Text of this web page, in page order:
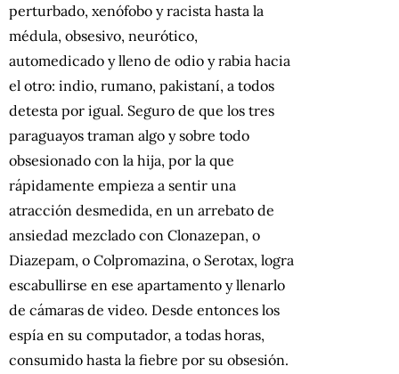
perturbado, xenófobo y racista hasta la
médula, obsesivo, neurótico,
automedicado y lleno de odio y rabia hacia
el otro: indio, rumano, pakistaní, a todos
detesta por igual. Seguro de que los tres
paraguayos traman algo y sobre todo
obsesionado con la hija, por la que
rápidamente empieza a sentir una
atracción desmedida, en un arrebato de
ansiedad mezclado con Clonazepan, o
Diazepam, o Colpromazina, o Serotax, logra
escabullirse en ese apartamento y llenarlo
de cámaras de video. Desde entonces los
espía en su computador, a todas horas,
consumido hasta la fiebre por su obsesión.